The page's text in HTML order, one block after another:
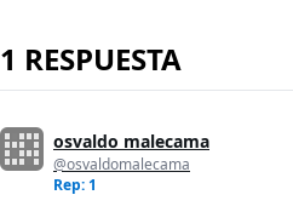
1 RESPUESTA
osvaldo malecama
@osvaldomalecama
Rep: 1